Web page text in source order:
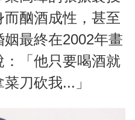
酗酒成性，甚至
最終在2002年畫
「他只要喝酒就
刀砍我...」